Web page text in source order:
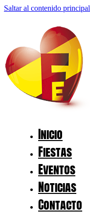
Saltar al contenido principal
Inicio
Fiestas
Eventos
Noticias
Contacto